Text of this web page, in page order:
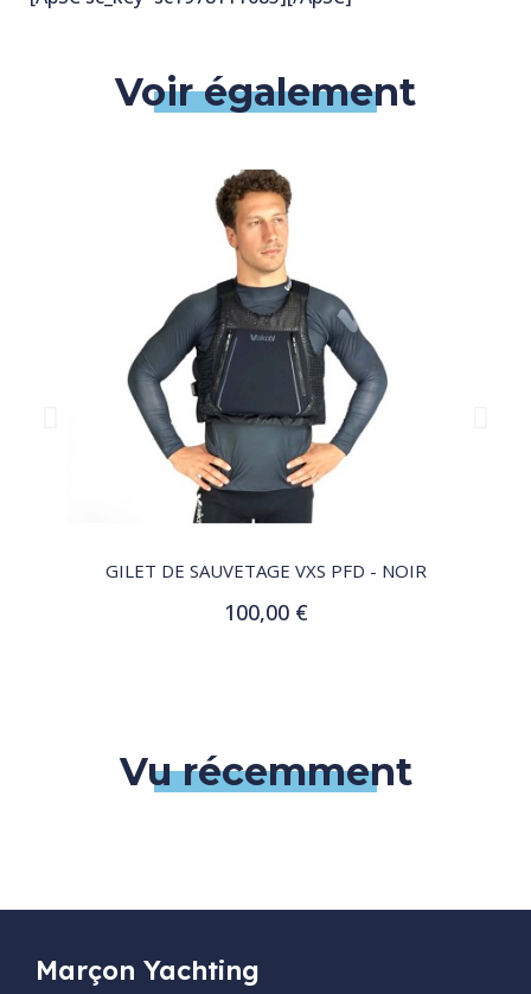
Voir également
GILET DE SAUVETAGE VXS PFD - NOIR
100,00 €
Customize
Vu récemment
Marçon Yachting